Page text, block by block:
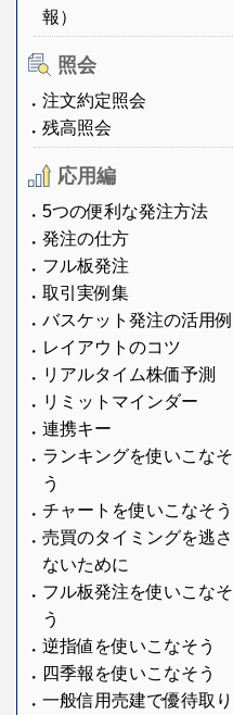
報）
照会
注文約定照会
残高照会
応用編
5つの便利な発注方法
発注の仕方
フル板発注
取引実例集
バスケット発注の活用例
レイアウトのコツ
リアルタイム株価予測
リミットマインダー
連携キー
ランキングを使いこなそ
う
チャートを使いこなそう
売買のタイミングを逃さ
ないために
フル板発注を使いこなそ
う
逆指値を使いこなそう
四季報を使いこなそう
一般信用売建で優待取り